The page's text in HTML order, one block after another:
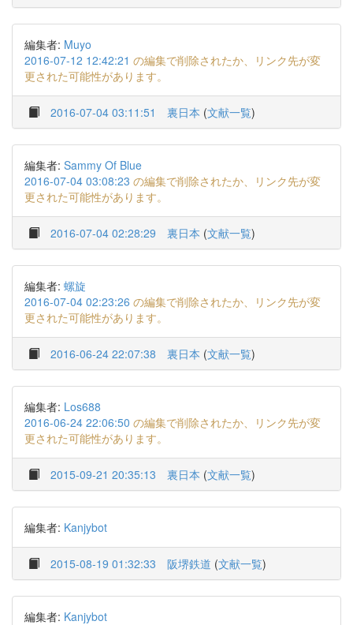
編集者: Muyo
2016-07-12 12:42:21 の編集で削除されたか、リンク先が変
更された可能性があります。
2016-07-04 03:11:51 裏日本 (文献一覧)
編集者: Sammy Of Blue
2016-07-04 03:08:23 の編集で削除されたか、リンク先が変
更された可能性があります。
2016-07-04 02:28:29 裏日本 (文献一覧)
編集者: 螺旋
2016-07-04 02:23:26 の編集で削除されたか、リンク先が変
更された可能性があります。
2016-06-24 22:07:38 裏日本 (文献一覧)
編集者: Los688
2016-06-24 22:06:50 の編集で削除されたか、リンク先が変
更された可能性があります。
2015-09-21 20:35:13 裏日本 (文献一覧)
編集者: Kanjybot
2015-08-19 01:32:33 阪堺鉄道 (文献一覧)
編集者: Kanjybot